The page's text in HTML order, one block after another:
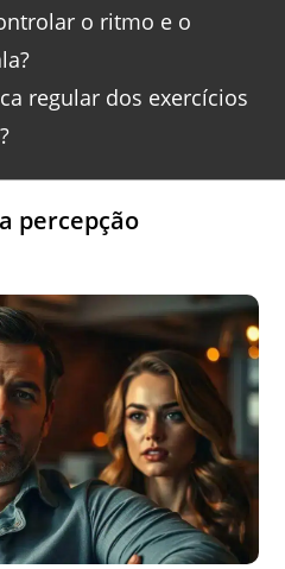
o ritmo e o
regular dos exercícios
percepção